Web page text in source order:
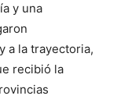
y una
a la trayectoria,
recibió la